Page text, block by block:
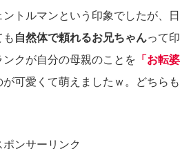
トルマンという印象でしたが、日
も 自然体で頼れるお兄ちゃんって印
クが自分の母親のことを 「お転婆
が可愛くて萌えましたｗ。どちらも
ポンサーリンク